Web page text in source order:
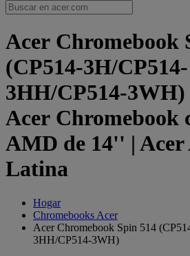
Acer Chromebook
(CP514-3H/CP514-
3HH/CP514-3WH)
Acer Chromebook
AMD de 14'' | Acer
Latina
Hogar
Chromebooks Acer
Acer Chromebook Spin 514
3HH/CP514-3WH)